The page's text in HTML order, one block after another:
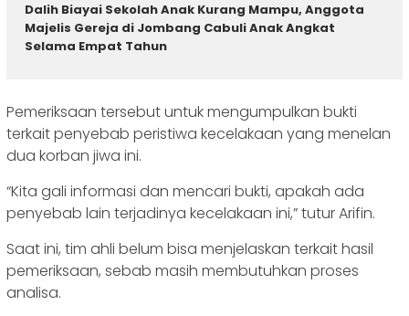
Dalih Biayai Sekolah Anak Kurang Mampu, Anggota
Majelis Gereja di Jombang Cabuli Anak Angkat
Selama Empat Tahun
Pemeriksaan tersebut untuk mengumpulkan bukti
terkait penyebab peristiwa kecelakaan yang menelan
dua korban jiwa ini.
“Kita gali informasi dan mencari bukti, apakah ada
penyebab lain terjadinya kecelakaan ini,” tutur Arifin.
Saat ini, tim ahli belum bisa menjelaskan terkait hasil
pemeriksaan, sebab masih membutuhkan proses
analisa.